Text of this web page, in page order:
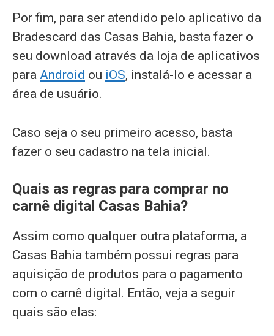
Por fim, para ser atendido pelo aplicativo da
Bradescard das Casas Bahia, basta fazer o
seu download através da loja de aplicativos
para Android ou iOS, instalá-lo e acessar a
área de usuário.
Caso seja o seu primeiro acesso, basta
fazer o seu cadastro na tela inicial.
Quais as regras para comprar no
carnê digital Casas Bahia?
Assim como qualquer outra plataforma, a
Casas Bahia também possui regras para
aquisição de produtos para o pagamento
com o carnê digital. Então, veja a seguir
quais são elas: